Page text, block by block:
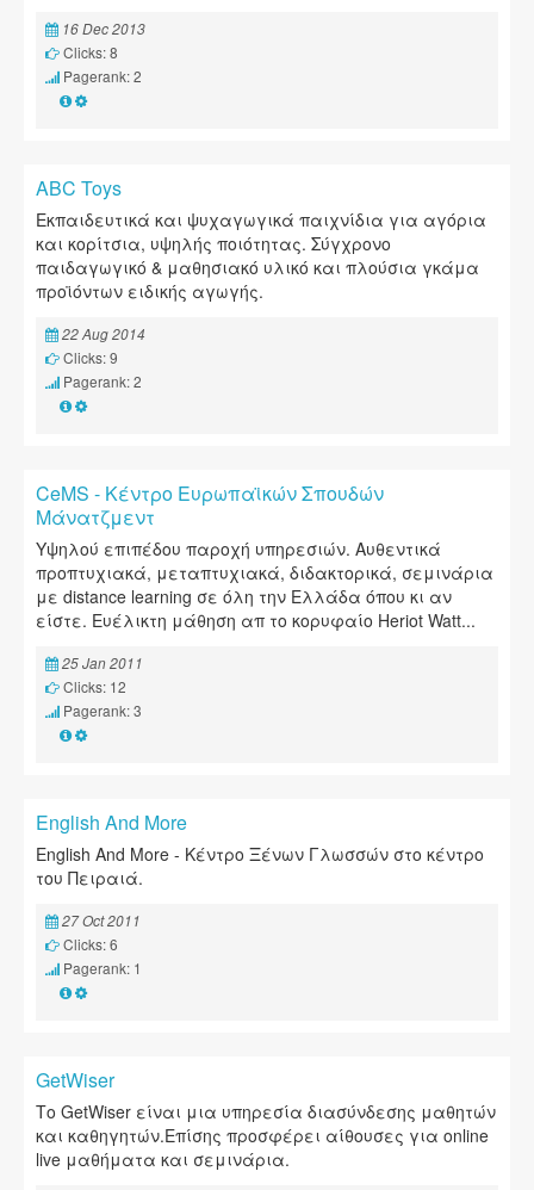
16 Dec 2013
Clicks: 8
Pagerank: 2
ABC Toys
Εκπαιδευτικά και ψυχαγωγικά παιχνίδια για αγόρια
και κορίτσια, υψηλής ποιότητας. Σύγχρονο
παιδαγωγικό & μαθησιακό υλικό και πλούσια γκάμα
προϊόντων ειδικής αγωγής.
22 Aug 2014
Clicks: 9
Pagerank: 2
CeMS - Κέντρο Ευρωπαϊκών Σπουδών
Μάνατζμεντ
Yψηλού επιπέδου παροχή υπηρεσιών. Αυθεντικά
προπτυχιακά, μεταπτυχιακά, διδακτορικά, σεμινάρια
με distance learning σε όλη την Ελλάδα όπου κι αν
είστε. Ευέλικτη μάθηση απ το κορυφαίο Heriot Watt...
25 Jan 2011
Clicks: 12
Pagerank: 3
English And More
English And More - Κέντρο Ξένων Γλωσσών στο κέντρο
του Πειραιά.
27 Oct 2011
Clicks: 6
Pagerank: 1
GetWiser
Το GetWiser είναι μια υπηρεσία διασύνδεσης μαθητών
και καθηγητών.Επίσης προσφέρει αίθουσες για online
live μαθήματα και σεμινάρια.